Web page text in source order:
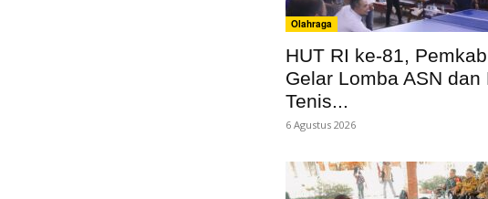
Olahraga
HUT RI ke-81,
Gelar Lomba ASN dan
Tenis...
6 Agustus 2026